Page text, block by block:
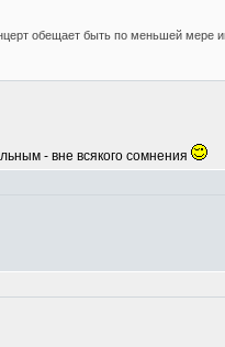
обещает быть по меньшей мере
- вне всякого сомнения